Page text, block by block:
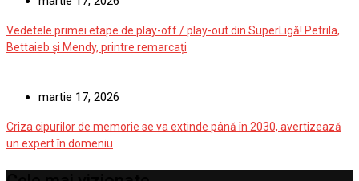
Vedetele primei etape de play-off / play-out din SuperLigă! Petrila,
Bettaieb și Mendy, printre remarcați
martie 17, 2026
Criza cipurilor de memorie se va extinde până în 2030, avertizează
un expert în domeniu